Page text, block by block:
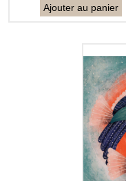
Ajouter au panier